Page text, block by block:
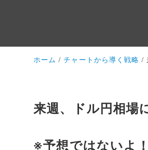
ホーム チャートから導く戦略
来週、ドル円相場
※予想ではないよ！